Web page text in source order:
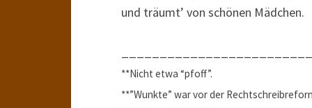
und träumt’ von schönen Mädchen.
**Nicht etwa “pfoff”.
**”Wunkte” war vor der